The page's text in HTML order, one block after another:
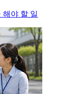
해야 할 일